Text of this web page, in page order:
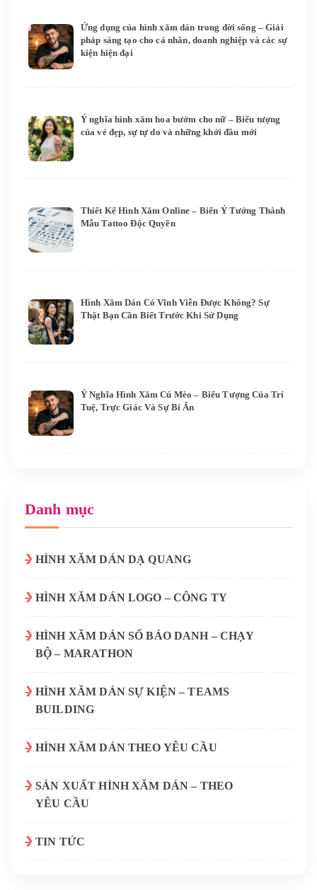
Ứng dụng của hình xăm dán trong đời sống – Giải
pháp sáng tạo cho cá nhân, doanh nghiệp và các sự
kiện hiện đại
Ý nghĩa hình xăm hoa bướm cho nữ – Biểu tượng
của vẻ đẹp, sự tự do và những khởi đầu mới
Thiết Kế Hình Xăm Online – Biến Ý Tưởng Thành
Mẫu Tattoo Độc Quyền
Hình Xăm Dán Có Vĩnh Viễn Được Không? Sự
Thật Bạn Cần Biết Trước Khi Sử Dụng
Ý Nghĩa Hình Xăm Cú Mèo – Biểu Tượng Của Trí
Tuệ, Trực Giác Và Sự Bí Ẩn
Danh mục
HÌNH XĂM DÁN DẠ QUANG
HÌNH XĂM DÁN LOGO – CÔNG TY
HÌNH XĂM DÁN SỐ BÁO DANH – CHẠY
BỘ – MARATHON
HÌNH XĂM DÁN SỰ KIỆN – TEAMS
BUILDING
HÌNH XĂM DÁN THEO YÊU CẦU
SẢN XUẤT HÌNH XĂM DÁN – THEO
YÊU CẦU
TIN TỨC